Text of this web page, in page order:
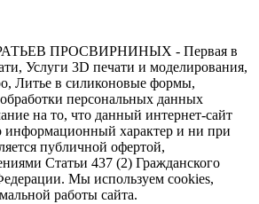
ПРОСВИРНИНЫХ - Первая в
Услуги 3D печати и моделирования,
Литье в силиконовые формы,
персональных данных
на то, что данный интернет-сайт
информационный характер и ни при
публичной офертой,
Статьи 437 (2) Гражданского
Мы используем cookies,
работы сайта.